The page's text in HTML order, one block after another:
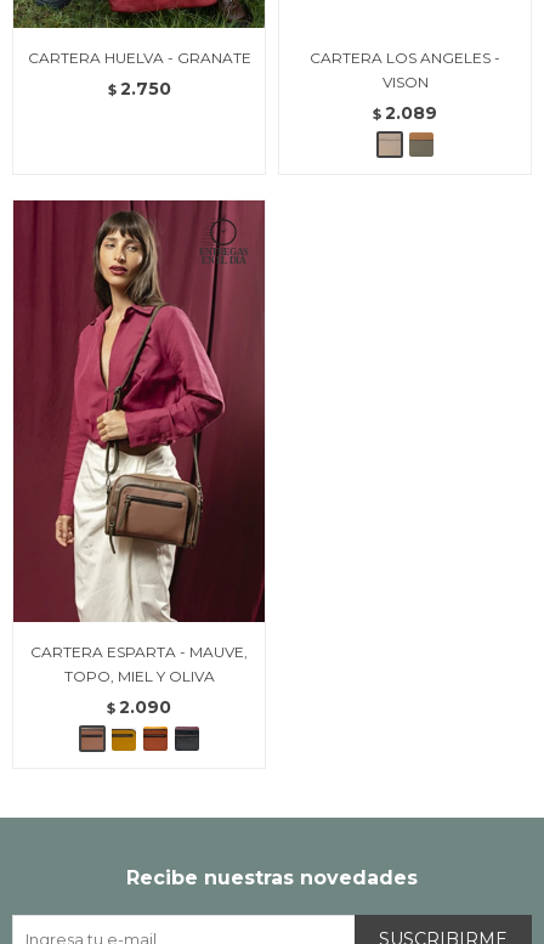
CARTERA HUELVA - GRANATE
$ 2.750
CARTERA LOS ANGELES -
VISON
$ 2.089
CARTERA ESPARTA - MAUVE,
TOPO, MIEL Y OLIVA
$ 2.090
Recibe nuestras novedades
SUSCRIBIRME